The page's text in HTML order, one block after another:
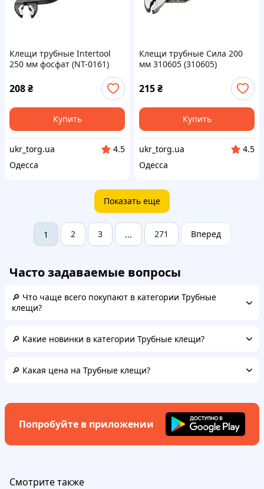
Клещи трубные Intertool
250 мм фосфат (NT-0161)
208₴
Купить
ukr_torg.ua
4.5
Одесса
Клещи трубные Сила 200
мм 310605 (310605)
215₴
Купить
ukr_torg.ua
4.5
Одесса
Показать еще
1 2 3 ... 271 Вперед
Часто задаваемые вопросы
🔎 Что чаще всего покупают в категории Трубные
клещи?
🔎 Какие новинки в категории Трубные клещи?
🔎 Какая цена на Трубные клещи?
Попробуйте в приложении
Смотрите также